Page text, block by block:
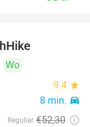
Wo
9.4 star
8 min. directions_car
Regulier €52,30